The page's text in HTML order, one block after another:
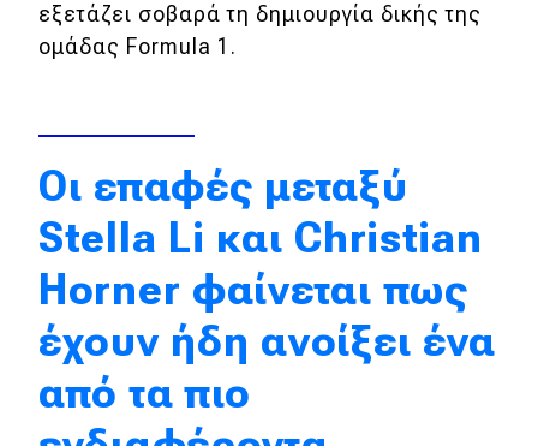
Test Drive
Αποστολή
Συγκρίνουμε
Αγώνες
Formula 1
WRC
εξετάζει σοβαρά τη δημιουργία δικής της
ομάδας Formula 1.
Oι επαφές μεταξύ
Stella Li και Christian
Horner φαίνεται πως
έχουν ήδη ανοίξει ένα
από τα πιο